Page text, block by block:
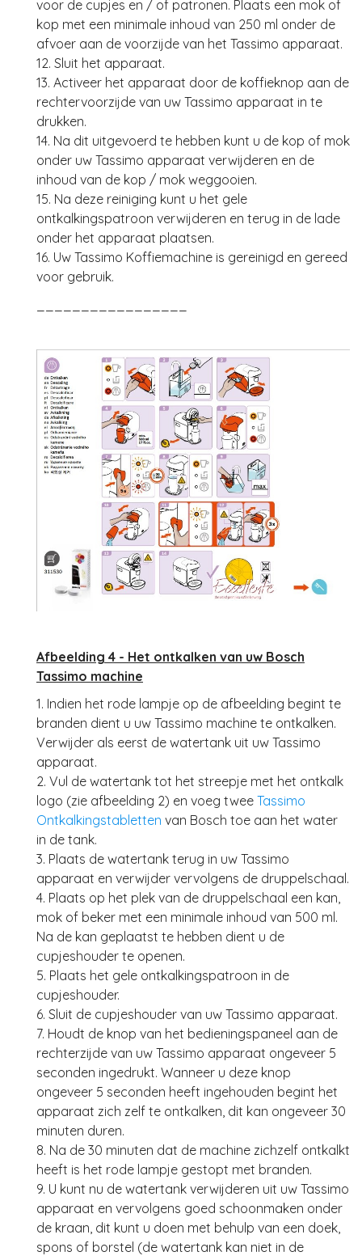
voor de cupjes en / of patronen. Plaats een mok of
kop met een minimale inhoud van 250 ml onder de
afvoer aan de voorzijde van het Tassimo apparaat.
12. Sluit het apparaat.
13. Activeer het apparaat door de koffieknop aan de
rechtervoorzijde van uw Tassimo apparaat in te
drukken.
14. Na dit uitgevoerd te hebben kunt u de kop of mok
onder uw Tassimo apparaat verwijderen en de
inhoud van de kop / mok weggooien.
15. Na deze reiniging kunt u het gele
ontkalkingspatroon verwijderen en terug in de lade
onder het apparaat plaatsen.
16. Uw Tassimo Koffiemachine is gereinigd en gereed
voor gebruik.
Afbeelding 4 - Het ontkalken van uw Bosch
Tassimo machine
1. Indien het rode lampje op de afbeelding begint te
branden dient u uw Tassimo machine te ontkalken.
Verwijder als eerst de watertank uit uw Tassimo
apparaat.
2. Vul de watertank tot het streepje met het ontkalk
logo (zie afbeelding 2) en voeg twee Tassimo
Ontkalkingstabletten van Bosch toe aan het water
in de tank.
3. Plaats de watertank terug in uw Tassimo
apparaat en verwijder vervolgens de druppelschaal.
4. Plaats op het plek van de druppelschaal een kan,
mok of beker met een minimale inhoud van 500 ml.
Na de kan geplaatst te hebben dient u de
cupjeshouder te openen.
5. Plaats het gele ontkalkingspatroon in de
cupjeshouder.
6. Sluit de cupjeshouder van uw Tassimo apparaat.
7. Houdt de knop van het bedieningspaneel aan de
rechterzijde van uw Tassimo apparaat ongeveer 5
seconden ingedrukt. Wanneer u deze knop
ongeveer 5 seconden heeft ingehouden begint het
apparaat zich zelf te ontkalken, dit kan ongeveer 30
minuten duren.
8. Na de 30 minuten dat de machine zichzelf ontkalkt
heeft is het rode lampje gestopt met branden.
9. U kunt nu de watertank verwijderen uit uw Tassimo
apparaat en vervolgens goed schoonmaken onder
de kraan, dit kunt u doen met behulp van een doek,
spons of borstel (de watertank kan niet in de